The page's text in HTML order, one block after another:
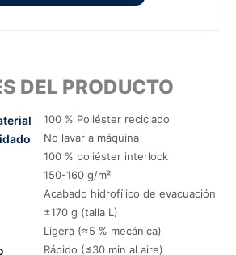
DEL PRODUCTO
100 % Poliéster reciclado
No lavar a máquina
100 % poliéster interlock
150-160 g/m²
Acabado hidrofílico de evacuación
±170 g (talla L)
Ligera (≈5 % mecánica)
Rápido (≤30 min al aire)